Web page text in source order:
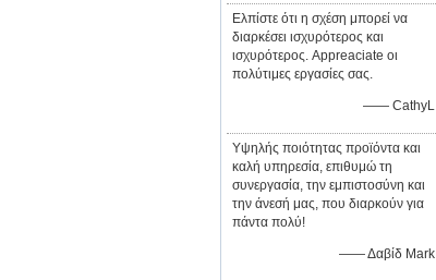
Ελπίστε ότι η σχέση μπορεί να
διαρκέσει ισχυρότερος και
ισχυρότερος. Appreaciate οι
πολύτιμες εργασίες σας.
—— CathyL
Υψηλής ποιότητας προϊόντα και
καλή υπηρεσία, επιθυμώ τη
συνεργασία, την εμπιστοσύνη και
την άνεσή μας, που διαρκούν για
πάντα πολύ!
—— Δαβίδ Mark